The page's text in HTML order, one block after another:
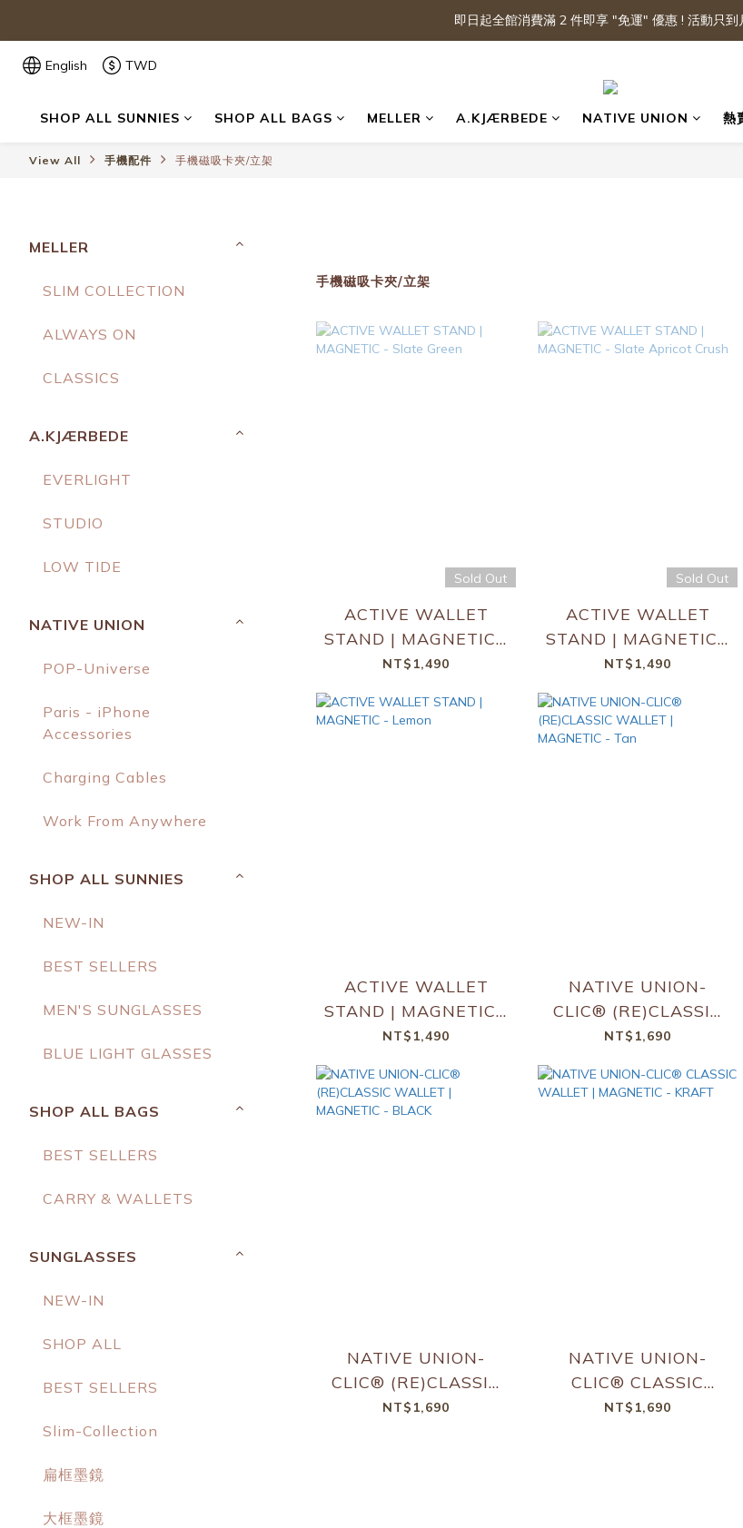
即日起全館消費滿 2 件即享 "免運" 優惠 ! 活動只到
English TWD
SHOP ALL SUNNIES SHOP ALL BAGS MELLER A.KJÆRBEDE NATIVE UNION 熱
View All 手機配件 手機磁吸卡夾/立架
MELLER
SLIM COLLECTION
ALWAYS ON
CLASSICS
A.KJÆRBEDE
EVERLIGHT
STUDIO
LOW TIDE
NATIVE UNION
POP-Universe
Paris - iPhone
Accessories
Charging Cables
Work From Anywhere
SHOP ALL SUNNIES
NEW-IN
BEST SELLERS
MEN'S SUNGLASSES
BLUE LIGHT GLASSES
SHOP ALL BAGS
BEST SELLERS
CARRY & WALLETS
SUNGLASSES
NEW-IN
SHOP ALL
BEST SELLERS
Slim-Collection
扁框墨鏡
大框墨鏡
手機磁吸卡夾/立架
Sold Out
ACTIVE WALLET
STAND | MAGNETIC -
Slate Green
NT$1,490
Sold Out
ACTIVE WALLET
STAND | MAGNETIC -
Slate Apricot Crush
NT$1,490
ACTIVE WALLET
STAND | MAGNETIC -
Lemon
NT$1,490
NATIVE UNION-
CLIC® (RE)CLASSIC
WALLET | MAGNETIC
NT$1,690
NATIVE UNION-
CLIC® (RE)CLASSIC
WALLET | MAGNETIC
NT$1,690
NATIVE UNION-
CLIC® CLASSIC
WALLET | MAGNETIC
NT$1,690